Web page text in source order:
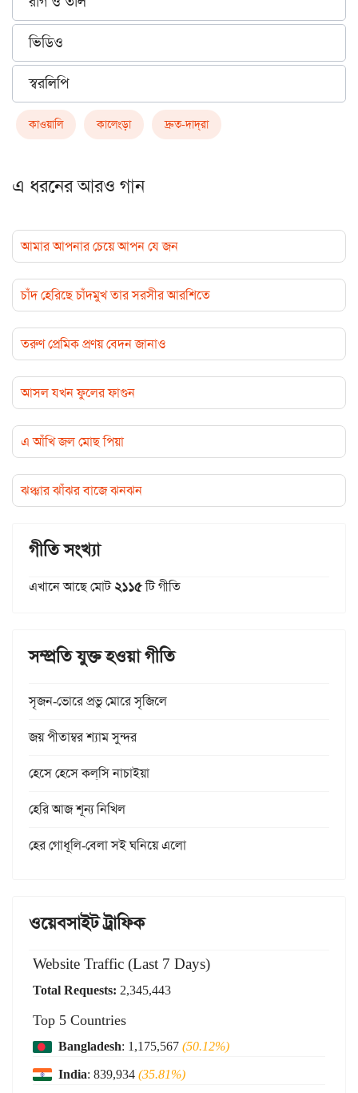
ভিডিও
স্বরলিপি
কাওয়ালি কালেংড়া দ্রুত-দাদ্‌রা
এ ধরনের আরও গান
আমার আপনার চেয়ে আপন যে জন
চাঁদ হেরিছে চাঁদমুখ তার সরসীর আরশিতে
তরুণ প্রেমিক প্রণয় বেদন জানাও
আসল যখন ফুলের ফাগুন
এ আঁখি জল মোছ পিয়া
ঝঞ্ঝার ঝাঁঝর বাজে ঝনঝন
গীতি সংখ্যা
এখানে আছে মোট২১১৫টি গীতি
সম্প্রতি যুক্ত হওয়া গীতি
সৃজন-ভোরে প্রভু মোরে সৃজিলে
জয় পীতাম্বর শ্যাম সুন্দর
হেসে হেসে কল্‌সি নাচাইয়া
হেরি আজ শূন্য নিখিল
হের গোধূলি-বেলা সই ঘনিয়ে এলো
ওয়েবসাইট ট্রাফিক
Website Traffic (Last 7 Days)
Total Requests: 2,345,443
Top 5 Countries
Bangladesh: 1,175,567(50.12%)
India: 839,934(35.81%)